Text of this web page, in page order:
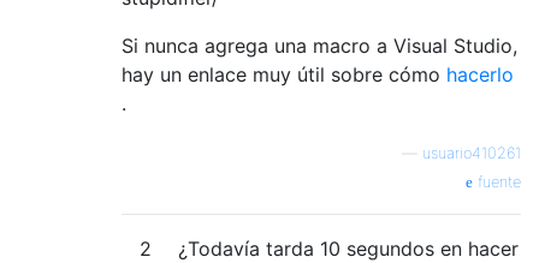
            End If
        Next
    End If
done:
    Dim i As Integer
    Dim activateNext As Boolean = False
Si nunca agrega una macro a Visual Studio,
hay un enlace muy útil sobre cómo hacerlo
.
usuario410261
fuente
2
¿Todavía tarda 10 segundos en hacer